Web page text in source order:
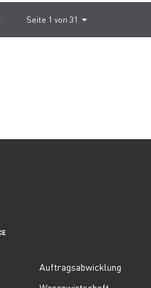
Seite 1 von 31
Auftragsabwicklung